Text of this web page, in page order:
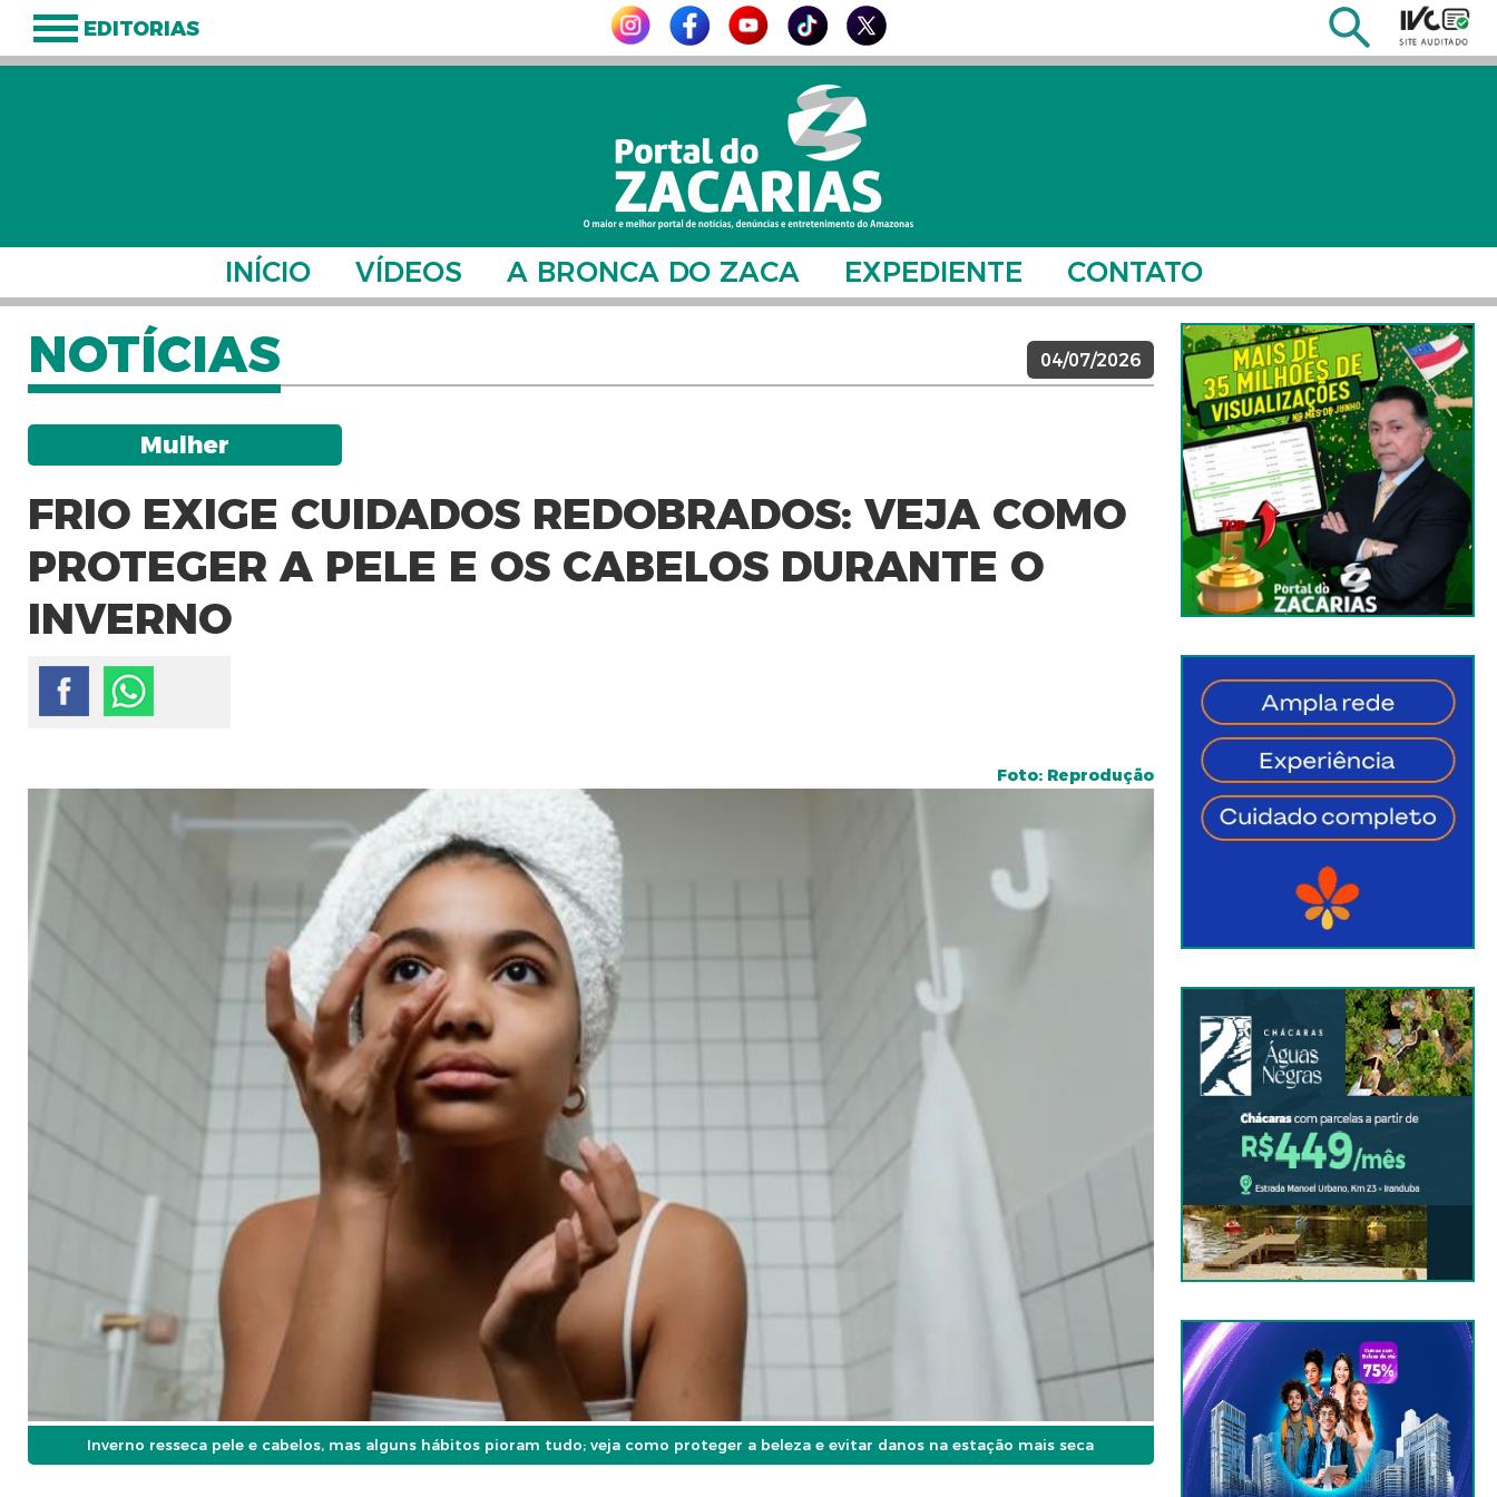
EDITORIAS
INÍCIO VÍDEOS A BRONCA DO ZACA EXPEDIENTE CONTATO
NOTÍCIAS 04/07/2026
Mulher
FRIO EXIGE CUIDADOS REDOBRADOS: VEJA COMO
PROTEGER A PELE E OS CABELOS DURANTE O
INVERNO
Foto: Reprodução
Inverno resseca pele e cabelos, mas alguns hábitos pioram tudo; veja como proteger a beleza e evitar danos na estação mais seca